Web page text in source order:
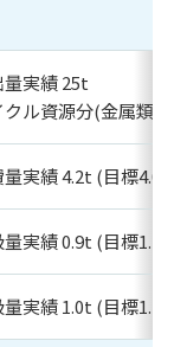
実績 25t
ル資源分(金属類
量実績 4.2t (目標
量実績 0.9t (目標
量実績 1.0t (目標